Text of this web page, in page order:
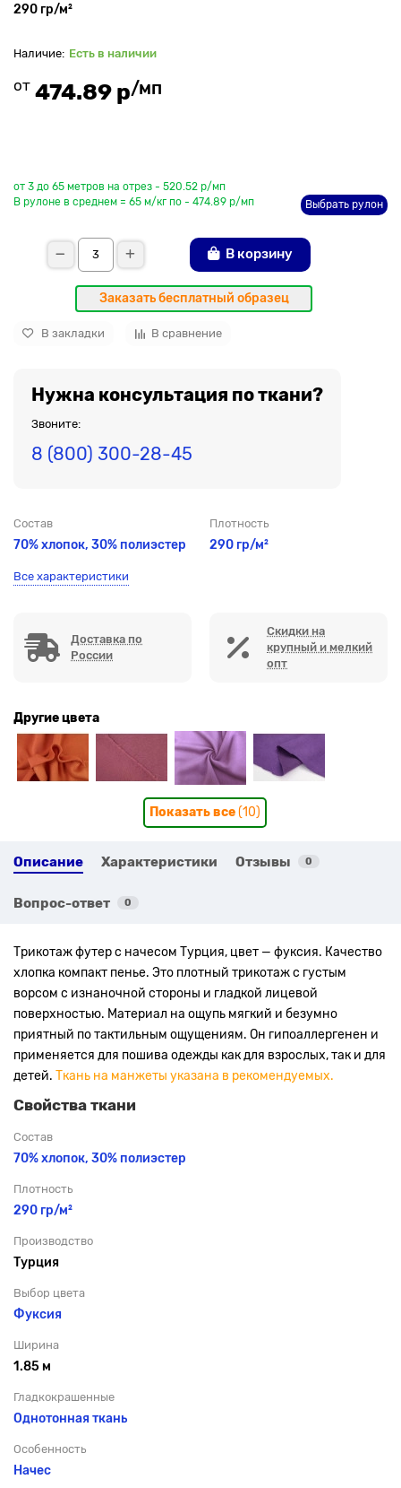
290 гр/м²
Есть в наличии
от 474.89 р/мп
от 3 до 65 метров на отрез - 520.52 р/мп
В рулоне в среднем = 65 м/кг по - 474.89 р/мп
Выбрать рулон
В корзину
Заказать бесплатный образец
В закладки В сравнение
Нужна консультация по ткани?
Звоните:
8 (800) 300-28-45
Состав
70% хлопок, 30% полиэстер
Плотность
290 гр/м²
Все характеристики
Доставка по
России
Скидки на
крупный и мелкий
опт
Другие цвета
Показать все(10)
Описание Характеристики Отзывы 0
Вопрос-ответ 0
Трикотаж футер с начесом Турция, цвет — фуксия. Качество
хлопка компакт пенье. Это плотный трикотаж с густым
ворсом с изнаночной стороны и гладкой лицевой
поверхностью. Материал на ощупь мягкий и безумно
приятный по тактильным ощущениям. Он гипоаллергенен и
применяется для пошива одежды как для взрослых, так и для
детей. Ткань на манжеты указана в рекомендуемых.
Свойства ткани
Состав
70% хлопок, 30% полиэстер
Плотность
290 гр/м²
Производство
Турция
Выбор цвета
Фуксия
Ширина
1.85 м
Гладкокрашенные
Однотонная ткань
Особенность
Начес